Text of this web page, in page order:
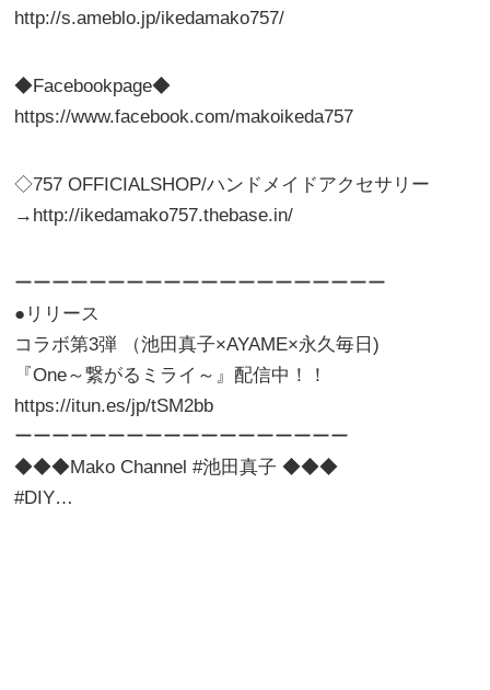
http://s.ameblo.jp/ikedamako757/
◆Facebookpage◆
https://www.facebook.com/makoikeda757
◇757 OFFICIALSHOP/ハンドメイドアクセサリー
→http://ikedamako757.thebase.in/
ーーーーーーーーーーーーーーーーーーーー
●リリース
コラボ第3弾 （池田真子×AYAME×永久毎日)
『One～繋がるミライ～』配信中！！
https://itun.es/jp/tSM2bb
ーーーーーーーーーーーーーーーーーー
◆◆◆Mako Channel #池田真子 ◆◆◆
#DIY…